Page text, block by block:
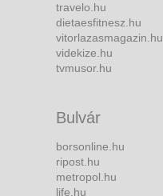
travelo.hu
dietaesfitnesz.hu
vitorlazasmagazin.hu
videkize.hu
tvmusor.hu
Bulvár
borsonline.hu
ripost.hu
metropol.hu
life.hu